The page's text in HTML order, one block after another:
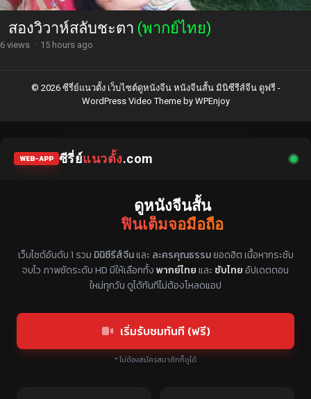
สองวิวาห์สลับชะตา (พากย์ไทย)
6 views · 15 hours ago
© 2026 ซีรี่ย์แนวตั้ง เว็บไซต์ดูหนังจีน หนังจีนสั้น มินิซีรีส์จีน ดูฟรี -
WordPress Video Themeby WPEnjoy
WEB-APP ซีรี่ย์แนวตั้ง.com
ดูหนังจีนสั้น
ฟินเต็มจอมือถือ
แหล่งรวมซีรี่ย์จีนแนวตั้ง พากย์ไทย ซับไทย
เว็บไซต์อันดับ 1 รวม มินิซีรีส์จีนและ ละครคุณธรรมยอดฮิต เนื้อหากระชับ
จบไว ภาพชัดระดับ HD มีให้เลือกทั้งพากย์ไทยและ ซับไทยอัปเดตตอน
ใหม่ทุกวัน ดูได้ทันทีไม่ต้องโหลดแอป
เริ่มรับชมทันที (ฟรี)
* ไม่ต้องสมัครสมาชิกก็ดูได้